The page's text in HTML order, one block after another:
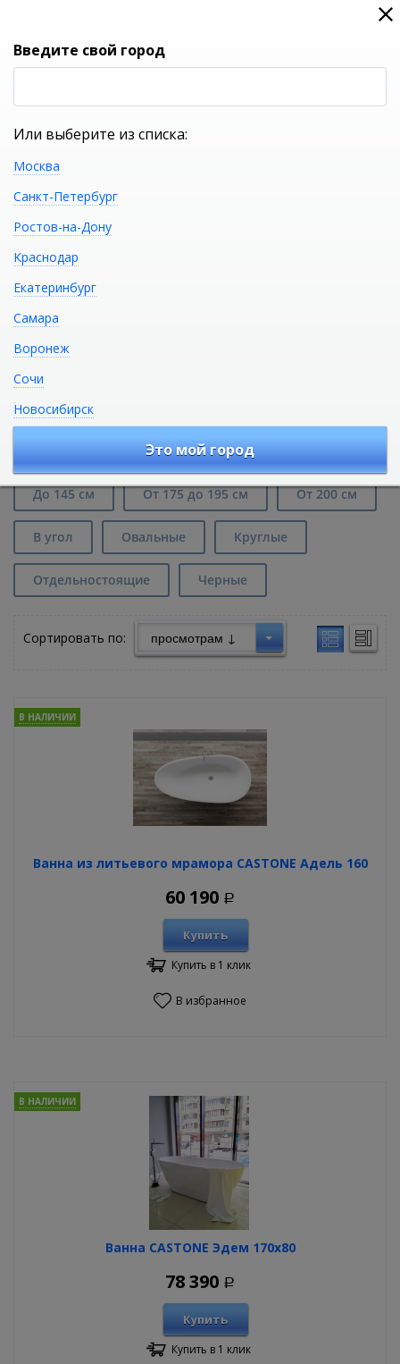
0
Каменные ванны длиной от 150 до
170 см в Екатеринбурге
До 145 см От 175 до 195 см От 200 см
В угол Овальные Круглые
Отдельностоящие Черные
Сортировать по:
Ванна из литьевого мрамора CASTONE Адель 160
В НАЛИЧИИ
60 190 Р
Купить
Купить в 1 клик
В избранное
Ванна CASTONE Эдем 170х80
В НАЛИЧИИ
78 390 Р
Купить
Купить в 1 клик
Введите свой город
Или выберите из списка:
Москва
Санкт-Петербург
Ростов-на-Дону
Краснодар
Екатеринбург
Самара
Воронеж
Сочи
Новосибирск
Это мой город